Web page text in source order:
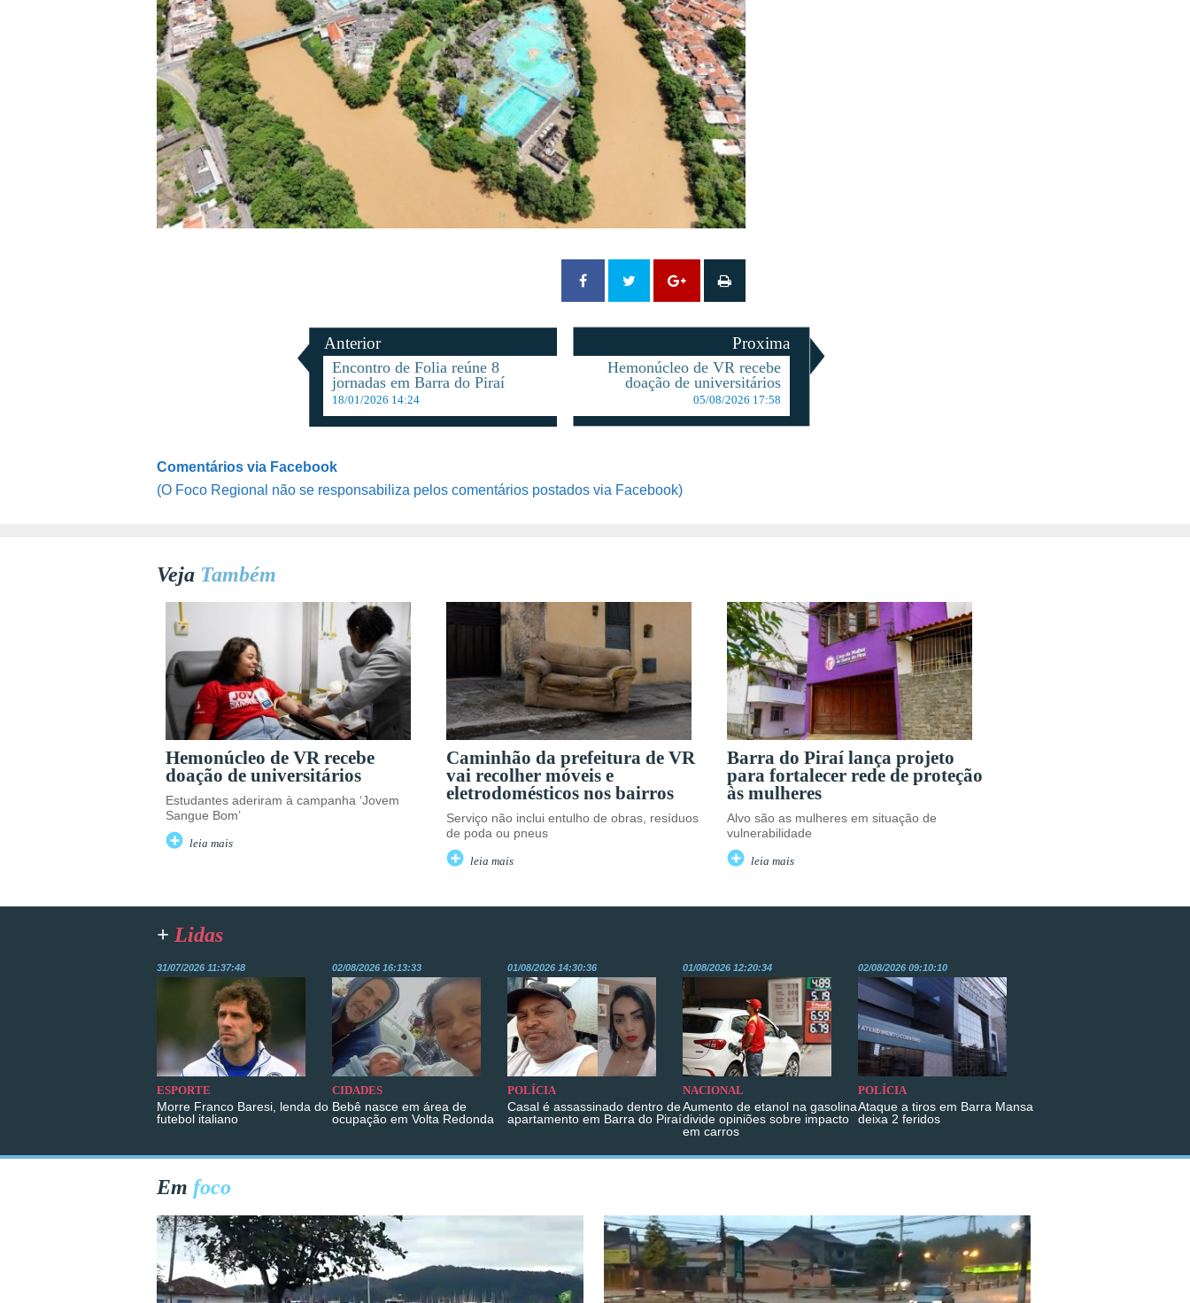
Anterior
Encontro de Folia reúne 8
jornadas em Barra do Piraí
18/01/2026 14:24
Proxima
Hemonúcleo de VR recebe
doação de universitários
05/08/2026 17:58
Comentários via Facebook
(O Foco Regional não se responsabiliza pelos comentários postados via Facebook)
Veja Também
Hemonúcleo de VR recebe
doação de universitários
Estudantes aderiram à campanha ‘Jovem
Sangue Bom’
leia mais
Caminhão da prefeitura de VR
vai recolher móveis e
eletrodomésticos nos bairros
Serviço não inclui entulho de obras, resíduos
de poda ou pneus
leia mais
Barra do Piraí lança projeto
para fortalecer rede de proteção
às mulheres
Alvo são as mulheres em situação de
vulnerabilidade
leia mais
+ Lidas
31/07/2026 11:37:48
ESPORTE
Morre Franco Baresi, lenda do
futebol italiano
02/08/2026 16:13:33
CIDADES
Bebê nasce em área de
ocupação em Volta Redonda
01/08/2026 14:30:36
POLÍCIA
Casal é assassinado dentro de
apartamento em Barra do Piraí
01/08/2026 12:20:34
NACIONAL
Aumento de etanol na gasolina
divide opiniões sobre impacto
em carros
02/08/2026 09:10:10
POLÍCIA
Ataque a tiros em Barra Mansa
deixa 2 feridos
Em foco